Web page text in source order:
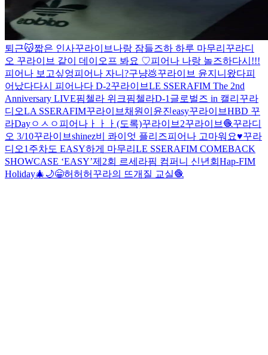
퇴근😽짧은 인사꾸라이브 나랑 잠들즈하 하루 마무리 꾸라디
오 꾸라이브 같이 데이오프 봐요 ♡피어나 나랑 놀즈하다시!!!
피어나 보고싶엉피어나 자니?구냥💩꾸라이브 윤지니왔다피
어났다다시 피어나다 D-2꾸라이브LE SSERAFIM The 2nd
Anniversary LIVE핌첼라 위크핌첼라D-1 글로벌즈 in 캘리 꾸라
디오LA SSERAFIM꾸라이브 채원이 윤진easy꾸라이브HBD 꾸
라Dayㅇㅅㅇ 피어나ㅏㅏㅏ(도록)꾸라이브2꾸라이브🧶꾸라디
오 3/10꾸라이브shinez비 콰이엇 플리즈피어나 고마워요♥️꾸라
디오1주차도 EASY하게 마무리 LE SSERAFIM COMEBACK
SHOWCASE ‘EASY’제2회 르세라핌 컴퍼니 신년회 Hap-FIM
Holiday🎄🌙😁허허허 꾸라의 뜨개질 교실🧶